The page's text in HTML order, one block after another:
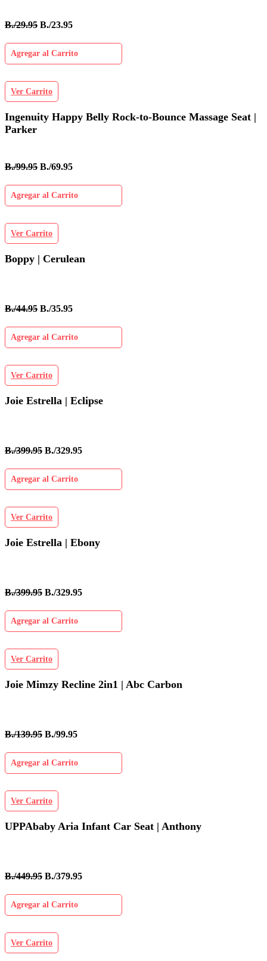
B./29.95 B./23.95
Agregar al Carrito
Ver Carrito
Ingenuity Happy Belly Rock-to-Bounce Massage Seat |
Parker
B./99.95 B./69.95
Agregar al Carrito
Ver Carrito
Boppy | Cerulean
B./44.95 B./35.95
Agregar al Carrito
Ver Carrito
Joie Estrella | Eclipse
B./399.95 B./329.95
Agregar al Carrito
Ver Carrito
Joie Estrella | Ebony
B./399.95 B./329.95
Agregar al Carrito
Ver Carrito
Joie Mimzy Recline 2in1 | Abc Carbon
B./139.95 B./99.95
Agregar al Carrito
Ver Carrito
UPPAbaby Aria Infant Car Seat | Anthony
B./449.95 B./379.95
Agregar al Carrito
Ver Carrito